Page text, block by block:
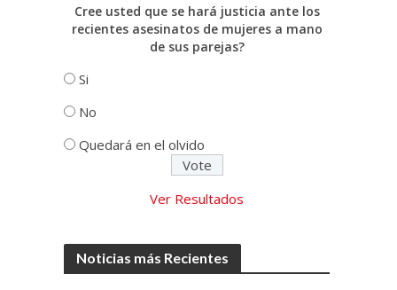
Cree usted que se hará justicia ante los
recientes asesinatos de mujeres a mano
de sus parejas?
Si
No
Quedará en el olvido
Ver Resultados
Noticias más Recientes